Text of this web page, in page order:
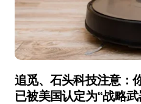
追觅、石头科技注意：
已被美国认定为“战略武